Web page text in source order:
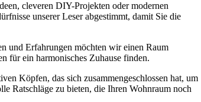
cleveren DIY-Projekten oder modernen
unserer Leser abgestimmt, damit Sie die
und Erfahrungen möchten wir einen Raum
für ein harmonisches Zuhause finden.
Köpfen, das sich zusammengeschlossen hat, um
Ratschläge zu bieten, die Ihren Wohnraum noch